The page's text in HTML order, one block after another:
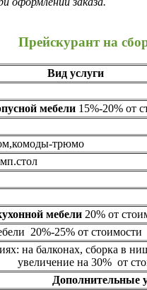
Прейскурант на
Вид услуги
мебели15%-20% от
трюмо
мебели20% от
20%-25% от стоимости
на балконах, сборка в
увеличение на 30% от
Дополнительные